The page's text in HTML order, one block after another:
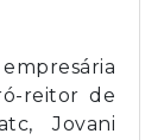
reitor de
Jovani